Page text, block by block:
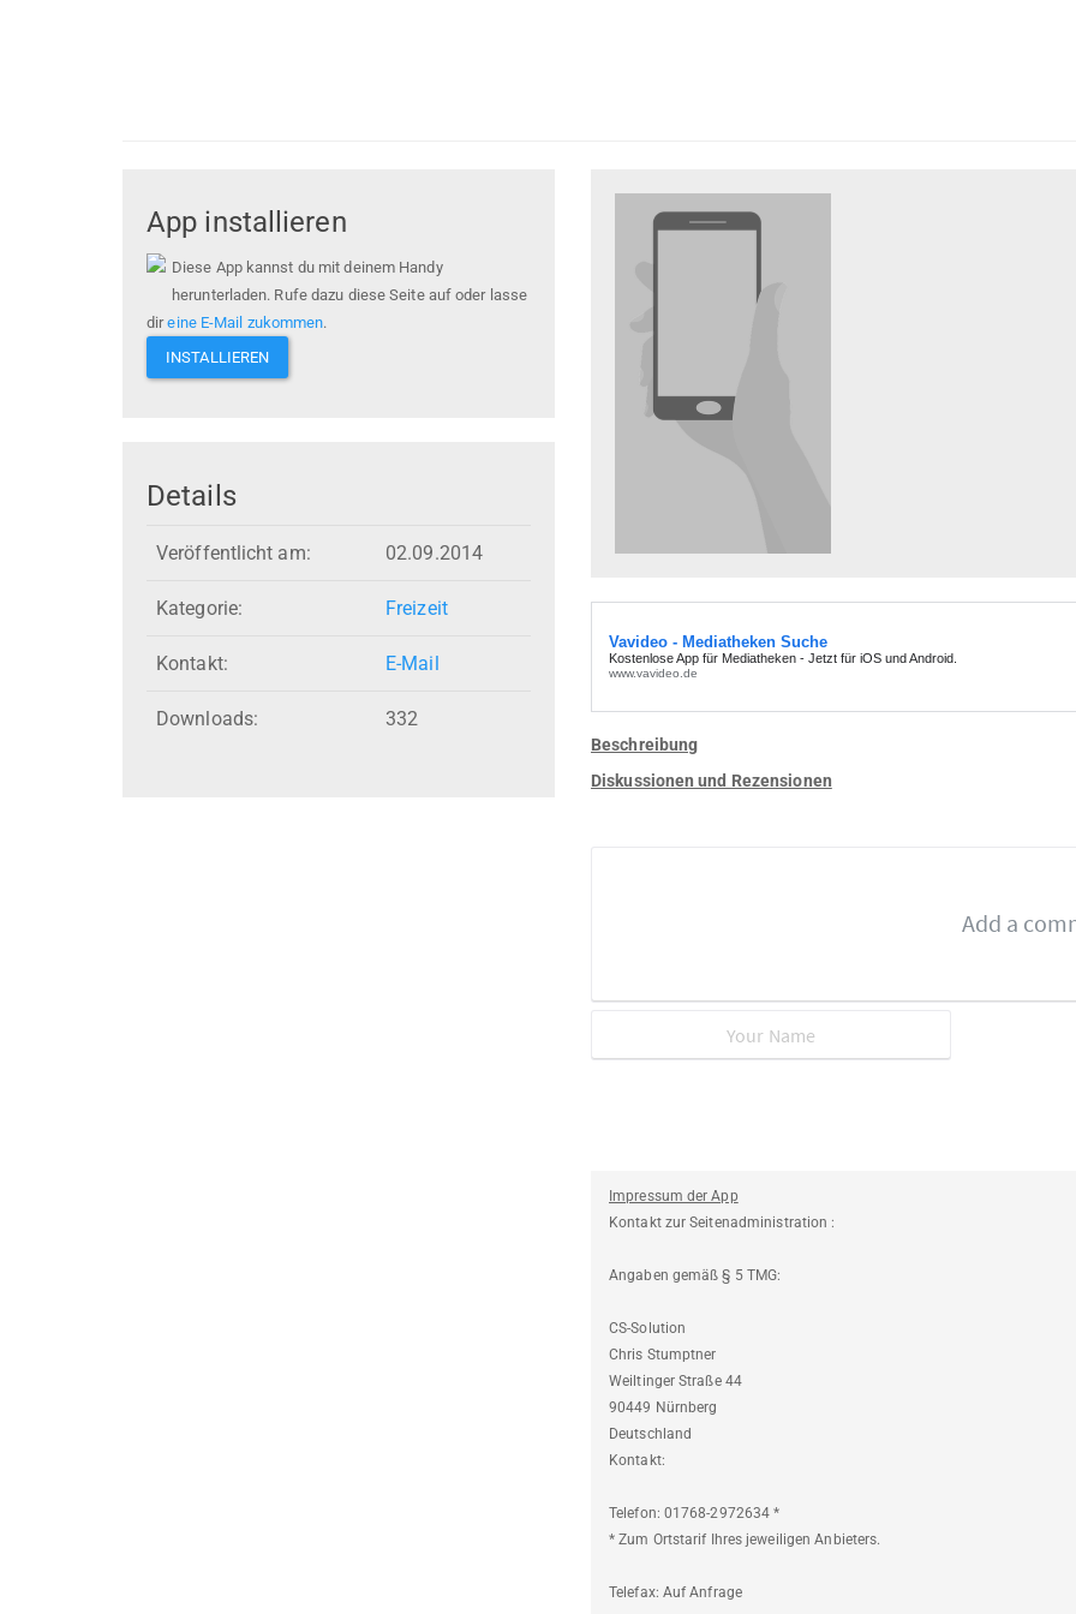
App installieren
Diese App kannst du mit deinem Handy
herunterladen. Rufe dazu diese Seite auf oder lasse
direine E-Mail zukommen.
INSTALLIEREN
Details
Veröffentlicht am: 02.09.2014
Kategorie: Freizeit
Kontakt: E-Mail
Downloads: 332
Beschreibung
Diskussionen und Rezensionen
Impressum der App
Kontakt zur Seitenadministration :
Angaben gemäß § 5 TMG:
CS-Solution
Chris Stumptner
Weiltinger Straße 44
90449 Nürnberg
Deutschland
Kontakt:
Telefon: 01768-2972634 *
* Zum Ortstarif Ihres jeweiligen Anbieters.
Telefax: Auf Anfrage